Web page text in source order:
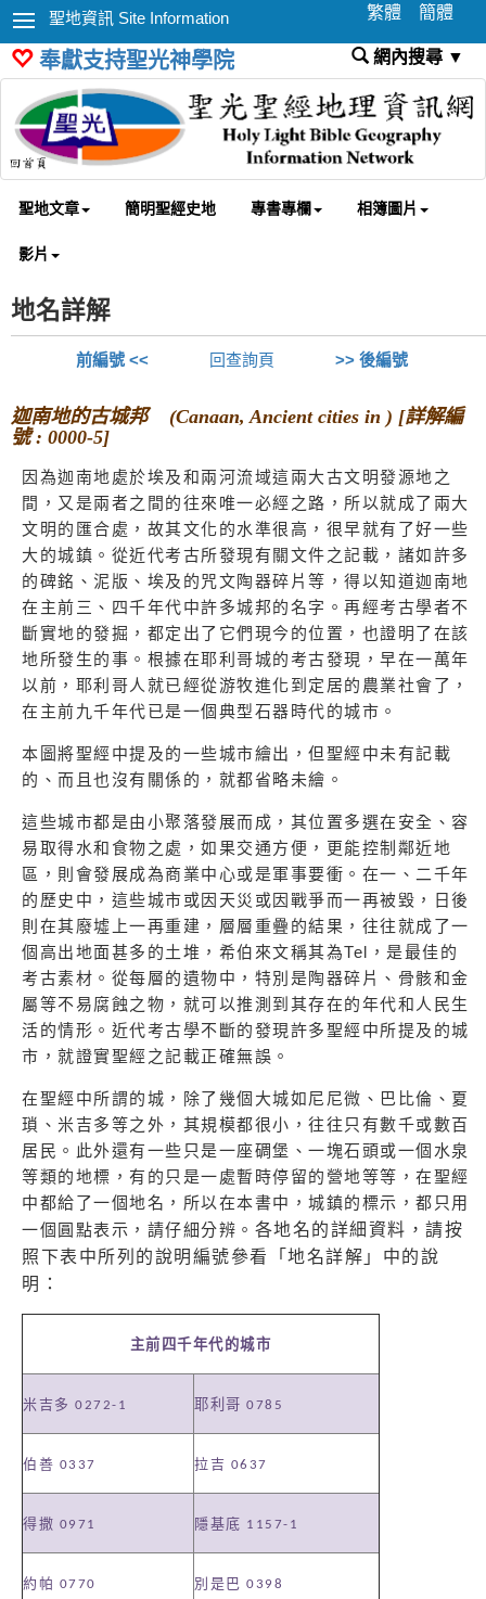
聖地資訊 Site Information 繁體 簡體
奉獻支持聖光神學院 網內搜尋 ▼
聖地文章 簡明聖經史地 專書專欄 相簿圖片
影片
地名詳解
前編號 << >> 後編號
回查詢頁
迦南地的古城邦 (Canaan, Ancient cities in ) [詳解編
號 : 0000-5]
因為迦南地處於埃及和兩河流域這兩大古文明發源地之
間，又是兩者之間的往來唯一必經之路，所以就成了兩大
文明的匯合處，故其文化的水準很高，很早就有了好一些
大的城鎮。從近代考古所發現有關文件之記載，諸如許多
的碑銘、泥版、埃及的咒文陶器碎片等，得以知道迦南地
在主前三、四千年代中許多城邦的名字。再經考古學者不
斷實地的發掘，都定出了它們現今的位置，也證明了在該
地所發生的事。根據在耶利哥城的考古發現，早在一萬年
以前，耶利哥人就已經從游牧進化到定居的農業社會了，
在主前九千年代已是一個典型石器時代的城市。
本圖將聖經中提及的一些城市繪出，但聖經中未有記載
的、而且也沒有關係的，就都省略未繪。
這些城市都是由小聚落發展而成，其位置多選在安全、容
易取得水和食物之處，如果交通方便，更能控制鄰近地
區，則會發展成為商業中心或是軍事要衝。在一、二千年
的歷史中，這些城市或因天災或因戰爭而一再被毀，日後
則在其廢墟上一再重建，層層重疊的結果，往往就成了一
個高出地面甚多的土堆，希伯來文稱其為Tel，是最佳的
考古素材。從每層的遺物中，特別是陶器碎片、骨骸和金
屬等不易腐蝕之物，就可以推測到其存在的年代和人民生
活的情形。近代考古學不斷的發現許多聖經中所提及的城
市，就證實聖經之記載正確無誤。
在聖經中所謂的城，除了幾個大城如尼尼微、巴比倫、夏
瑣、米吉多等之外，其規模都很小，往往只有數千或數百
居民。此外還有一些只是一座碉堡、一塊石頭或一個水泉
等類的地標，有的只是一處暫時停留的營地等等，在聖經
中都給了一個地名，所以在本書中，城鎮的標示，都只用
一個圓點表示，請仔細分辨。 各地名的詳細資料，請按
照下表中所列的說明編號參看「地名詳解」中的說
明：
主前四千年代的城市
米吉多 0272-1 耶利哥 0785
伯善 0337 拉吉 0637
得撒 0971 隱基底 1157-1
約帕 0770 別是巴 0398